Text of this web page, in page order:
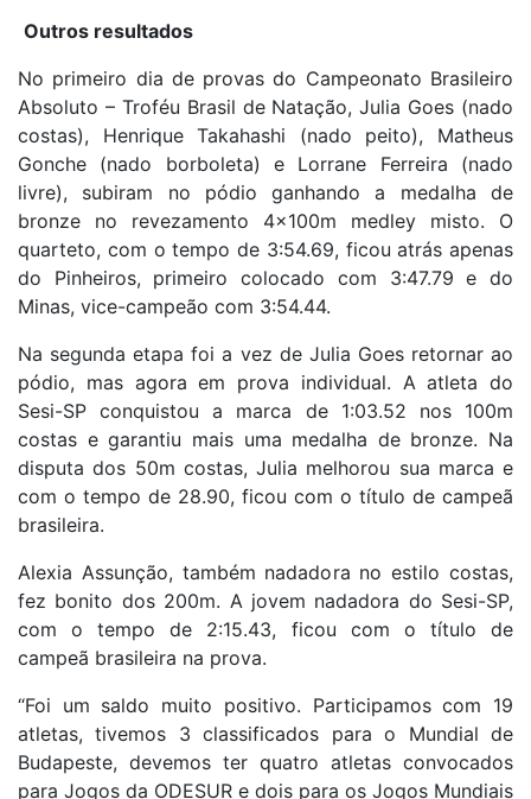
Outros resultados
No primeiro dia de provas do Campeonato Brasileiro
Absoluto – Troféu Brasil de Natação, Julia Goes (nado
costas), Henrique Takahashi (nado peito), Matheus
Gonche (nado borboleta) e Lorrane Ferreira (nado
livre), subiram no pódio ganhando a medalha de
bronze no revezamento 4x100m medley misto. O
quarteto, com o tempo de 3:54.69, ficou atrás apenas
do Pinheiros, primeiro colocado com 3:47.79 e do
Minas, vice-campeão com 3:54.44.
Na segunda etapa foi a vez de Julia Goes retornar ao
pódio, mas agora em prova individual. A atleta do
Sesi-SP conquistou a marca de 1:03.52 nos 100m
costas e garantiu mais uma medalha de bronze. Na
disputa dos 50m costas, Julia melhorou sua marca e
com o tempo de 28.90, ficou com o título de campeã
brasileira.
Alexia Assunção, também nadadora no estilo costas,
fez bonito dos 200m. A jovem nadadora do Sesi-SP,
com o tempo de 2:15.43, ficou com o título de
campeã brasileira na prova.
“Foi um saldo muito positivo. Participamos com 19
atletas, tivemos 3 classificados para o Mundial de
Budapeste, devemos ter quatro atletas convocados
para Jogos da ODESUR e dois para os Jogos Mundiais